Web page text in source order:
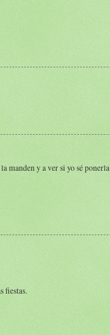
manden y a ver si yo sé
fiestas.